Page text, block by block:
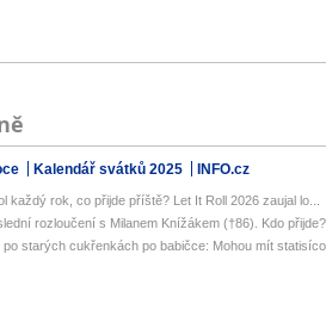
Kalendář svátků 2025 INFO.cz
každý rok, co přijde příště? Let It Roll 2026 zaujal lo...
rozloučení s Milanem Knížákem (†86). Kdo přijde?
po starých cukřenkách po babičce: Mohou mít